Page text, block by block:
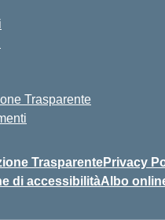
Trasparente
TrasparentePrivacy
di accessibilitàAlbo